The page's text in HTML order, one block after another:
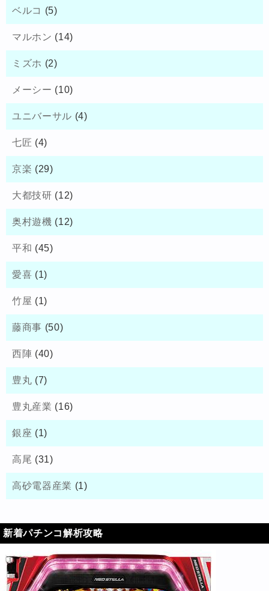
ベルコ (5)
マルホン (14)
ミズホ (2)
メーシー (10)
ユニバーサル (4)
七匠 (4)
京楽 (29)
大都技研 (12)
奥村遊機 (12)
平和 (45)
愛喜 (1)
竹屋 (1)
藤商事 (50)
西陣 (40)
豊丸 (7)
豊丸産業 (16)
銀座 (1)
高尾 (31)
高砂電器産業 (1)
新着パチンコ解析攻略